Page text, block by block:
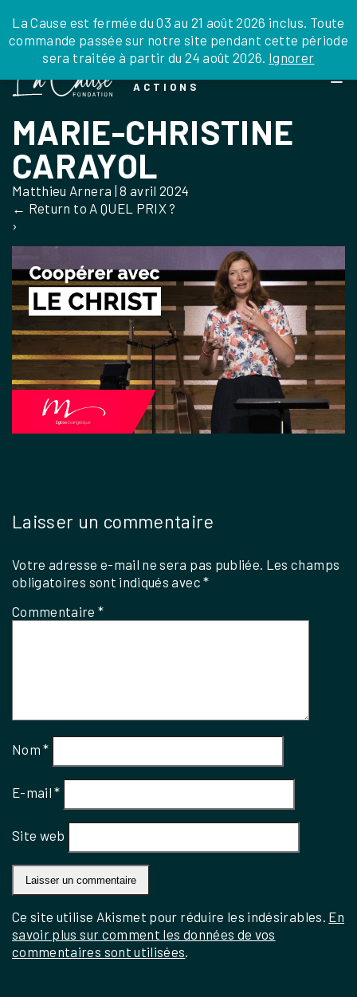
to
the
La Cause est fermée du 03 au 21 août 2026 inclus. Toute
commande passée sur notre site pendant cette période
sera traitée à partir du 24 août 2026. Ignorer
JE DONNE JE PARRAINE NOUS SOUTENIR
DEPUIS LA FRANCE
DEPUIS L’INTERNATIONAL
EN TANT QU’ORGANISATION
LEGS, LIBÉRALITÉS
0 ARTICLE
ACTIONS
MARIE-CHRISTINE
CARAYOL
Matthieu Arnera |8 avril 2024
← Return to A QUEL PRIX ?
›
Laisser un commentaire
Votre adresse e-mail ne sera pas publiée. Les champs
obligatoires sont indiqués avec*
Commentaire*
Nom*
E-mail*
Site web
Ce site utilise Akismet pour réduire les indésirables. En
savoir plus sur comment les données de vos
commentaires sont utilisées